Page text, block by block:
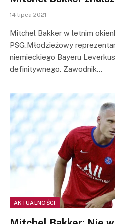
14 lipca 2021
Mitchel Bakker w letnim
PSG.Młodzieżowy
niemieckiego Bayeru
definitywnego. Zawodnik…
AKTUALNOŚCI